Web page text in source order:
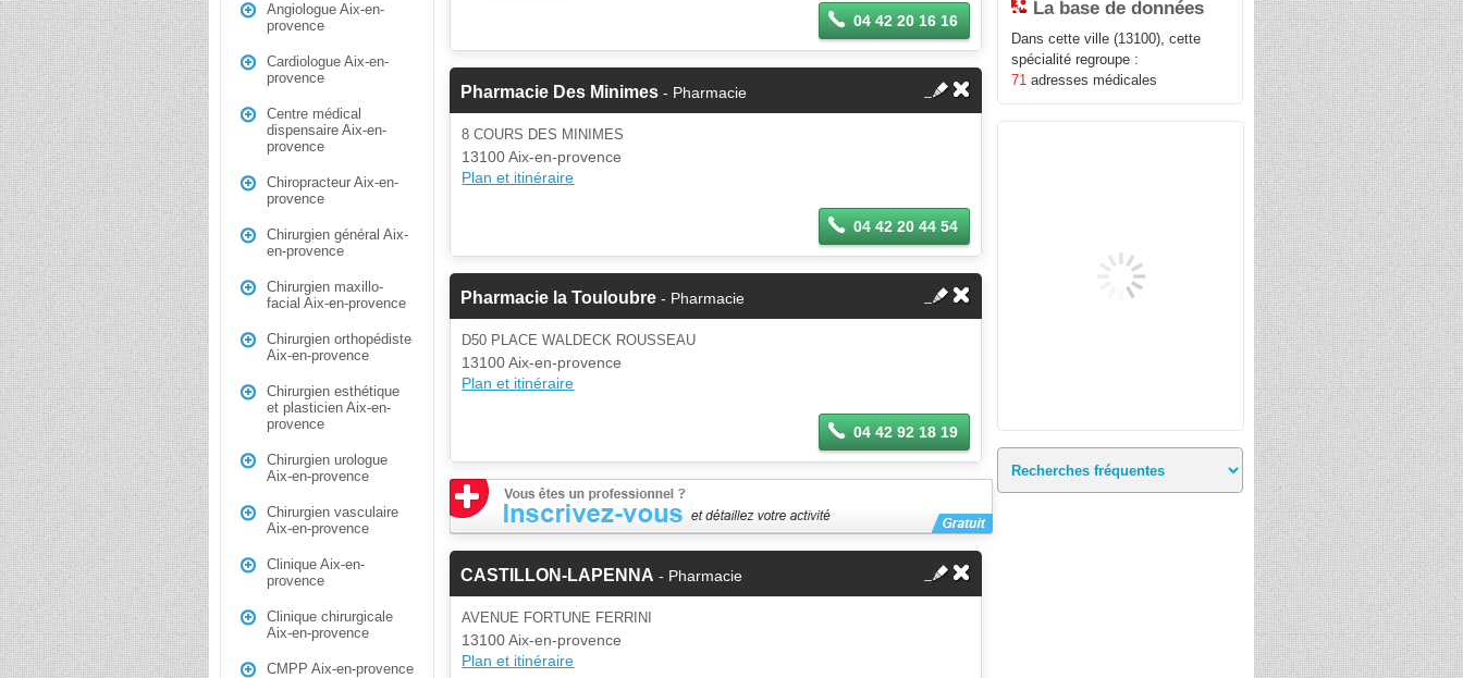
Angiologue Aix-en-
provence
Cardiologue Aix-en-
provence
Centre médical
dispensaire Aix-en-
provence
Chiropracteur Aix-en-
provence
Chirurgien général Aix-
en-provence
Chirurgien maxillo-
facial Aix-en-provence
Chirurgien orthopédiste
Aix-en-provence
Chirurgien esthétique
et plasticien Aix-en-
provence
Chirurgien urologue
Aix-en-provence
Chirurgien vasculaire
Aix-en-provence
Clinique Aix-en-
provence
Clinique chirurgicale
Aix-en-provence
CMPP Aix-en-provence
04 42 20 16 16
Pharmacie Des Minimes - Pharmacie
8 COURS DES MINIMES
13100 Aix-en-provence
Plan et itinéraire
04 42 20 44 54
Pharmacie la Touloubre - Pharmacie
D50 PLACE WALDECK ROUSSEAU
13100 Aix-en-provence
Plan et itinéraire
04 42 92 18 19
CASTILLON-LAPENNA - Pharmacie
AVENUE FORTUNE FERRINI
13100 Aix-en-provence
Plan et itinéraire
La base de données
Dans cette ville (13100), cette
spécialité regroupe :
71 adresses médicales